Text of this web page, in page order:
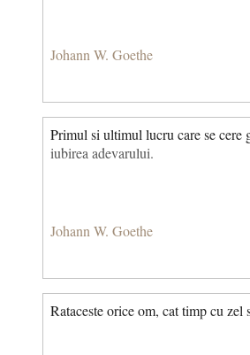
Johann W. Goethe
Primul si ultimul lucru care se cere
iubirea adevarului.
Johann W. Goethe
Rataceste orice om, cat timp cu zel